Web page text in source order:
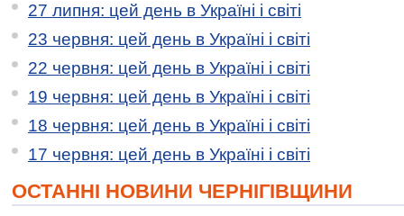
27 липня: цей день в Україні і світі
23 червня: цей день в Україні і світі
22 червня: цей день в Україні і світі
19 червня: цей день в Україні і світі
18 червня: цей день в Україні і світі
17 червня: цей день в Україні і світі
ОСТАННІ НОВИНИ ЧЕРНІГІВЩИНИ